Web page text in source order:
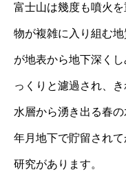
富士山は幾度も噴火
物が複雑に入り組む
が地表から地下深く
っくりと濾過され、
水層から湧き出る春
年月地下で貯留され
研究があります。